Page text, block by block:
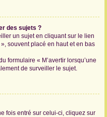
des sujets ?
un sujet en cliquant sur le lien
souvent placé en haut et en bas
formulaire « M’avertir lorsqu’une
de surveiller le sujet.
fois entré sur celui-ci, cliquez sur